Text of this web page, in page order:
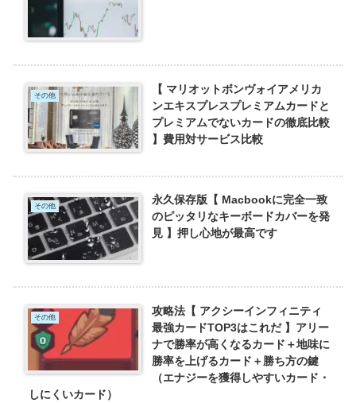
その他
【 マリオットボンヴォイアメリカ
ンエキスプレスプレミアムカードと
プレミアムでないカードの徹底比較
】費用対サービス比較
その他
永久保存版【 Macbookに完全一致
のピッタリなキーボードカバーを発
見 】押し心地が最高です
その他
攻略法【 アクシーインフィニティ
最強カードTOP3はこれだ 】アリー
ナで勝率が高くなるカード＋地味に
勝率を上げるカード＋勝ち方の鍵
（エナジーを獲得しやすいカード・
しにくいカード）